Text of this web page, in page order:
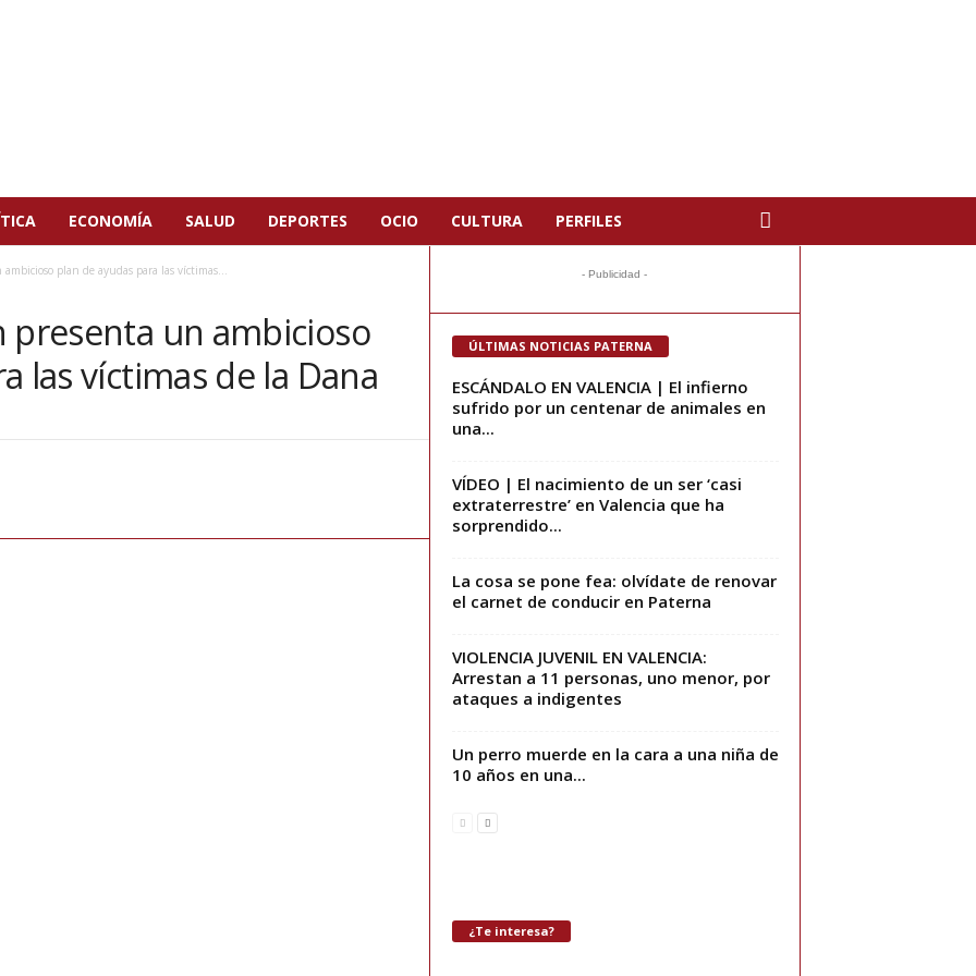
ECONOMÍA SALUD DEPORTES OCIO CULTURA PERFILES
plan de ayudas para las víctimas...
presenta un ambicioso
las víctimas de la Dana
- Publicidad -
ÚLTIMAS NOTICIAS PATERNA
ESCÁNDALO EN VALENCIA | El infierno
sufrido por un centenar de animales en
una...
VÍDEO | El nacimiento de un ser ‘casi
extraterrestre’ en Valencia que ha
sorprendido...
La cosa se pone fea: olvídate de renovar
el carnet de conducir en Paterna
VIOLENCIA JUVENIL EN VALENCIA:
Arrestan a 11 personas, uno menor, por
ataques a indigentes
Un perro muerde en la cara a una niña de
10 años en una...
¿Te interesa?